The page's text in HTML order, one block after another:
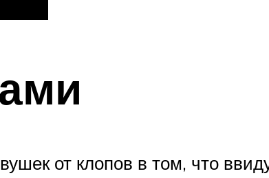
от клопов в том, что